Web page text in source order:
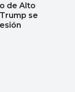
de Alto
se